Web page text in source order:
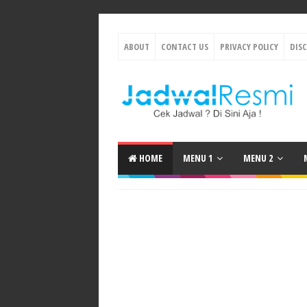
ABOUT CONTACT US PRIVACY POLICY
HOME MENU 1 MENU 2